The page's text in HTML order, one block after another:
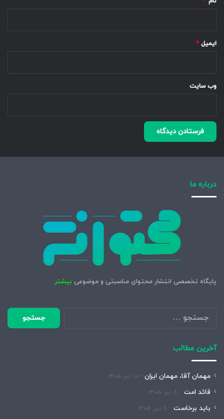
ایمیل *
وب‌ سایت
درباره ما
پایگاه تخصصی انتشار محتوای مناسبتی و موضوعی بیشتر
جستجو
برای:
آخرین مطالب
مهمان آقا، مهمان ایران ۱۰ تیر ۱۴۰۵
قائد امت ۸ تیر ۱۴۰۵
باید برخاست ۸ تیر ۱۴۰۵